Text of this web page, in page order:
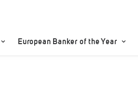
European Banker of the Year